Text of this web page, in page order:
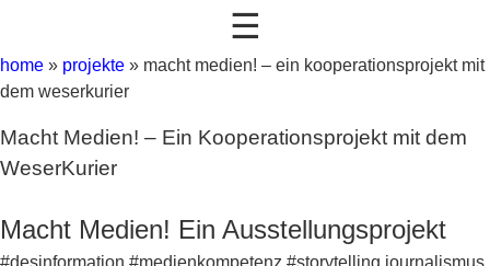
☰
home » projekte » macht medien! – ein kooperationsprojekt mit
dem weserkurier
Macht Medien! – Ein Kooperationsprojekt mit dem
WeserKurier
Macht Medien! Ein Ausstellungsprojekt
#desinformation #medienkompetenz #storytelling journalismus